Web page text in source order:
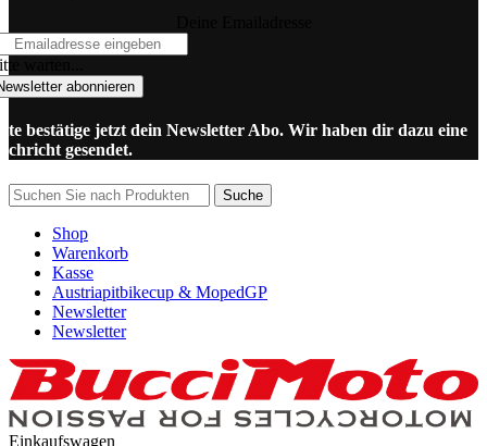
warten...
abonnieren
bestätige jetzt dein Newsletter Abo. Wir haben dir dazu eine
gesendet.
Suche
Shop
Warenkorb
Kasse
Austriapitbikecup & MopedGP
Newsletter
Newsletter
Einkaufswagen